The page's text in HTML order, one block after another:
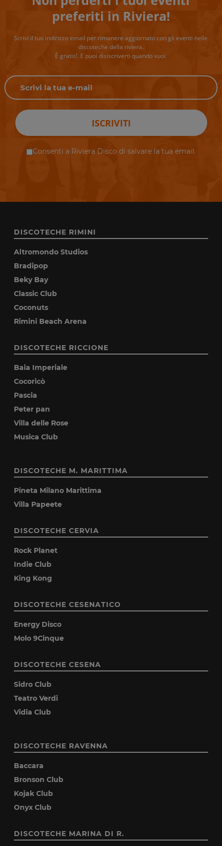
preferiti in Riviera!
Scrivi il tuo indirizzo email per rimanere aggiornato con gli eventi nelle
discoteche della riviera.
È gratis!. E puoi disiscriverti quando vuoi.
ISCRIVITI
Consenti a Riviera Disco di salvare la tua email.
DISCOTECHE RIMINI
Altromondo Studios
Bradipop
Beky Bay
Classic Club
Coconuts
Rimini Beach Arena
DISCOTECHE RICCIONE
Baia Imperiale
Cocoricò
Pascia
Peter pan
Villa delle Rose
Musica Club
DISCOTECHE M. MARITTIMA
Pineta Milano Marittima
Villa Papeete
DISCOTECHE CERVIA
Rock Planet
Indie Club
King Kong
DISCOTECHE CESENATICO
Energy Disco
Molo 9Cinque
DISCOTECHE CESENA
Sidro Club
Teatro Verdi
Vidia Club
DISCOTECHE RAVENNA
Baccara
Bronson Club
Kojak Club
Onyx Club
DISCOTECHE MARINA DI R.